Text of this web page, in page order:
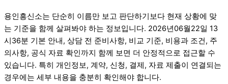
용인흥신소는 단순히 이름만 보고 판단하기보다 현재 상황에 맞
는 기준을 함께 살펴봐야 하는 정보입니다. 2026년06월22일 13
시36분 기본 안내, 상담 전 준비사항, 비교 기준, 비용과 조건, 주
의사항, 공식 자료 확인까지 함께 보면 더 안정적으로 접근할 수
있습니다. 특히 개인정보, 계약, 신청, 결제, 자료 제출이 연결되는
경우에는 세부 내용을 충분히 확인해야 합니다.